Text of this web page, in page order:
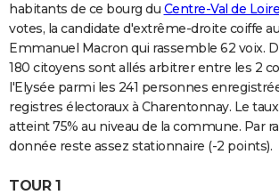
habitants de ce bourg du Centre-Val de Loire
votes, la candidate d'extrême-droite coiffe
Emmanuel Macron qui rassemble 62 voix.
180 citoyens sont allés arbitrer entre les 2
l'Elysée parmi les 241 personnes
registres électoraux à Charentonnay. Le
atteint 75% au niveau de la commune. Par
donnée reste assez stationnaire (-2 points).
TOUR 1